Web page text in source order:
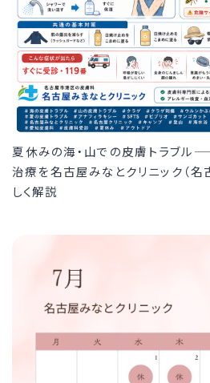
夏休みの海・山での皮膚トラブル
治療を名古屋みなとクリニック（名
しく解説